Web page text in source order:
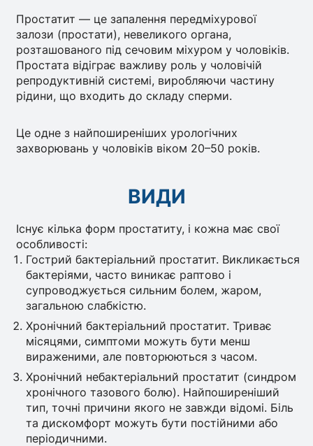
Простатит — це запалення передміхурової
залози (простати), невеликого органа,
розташованого під сечовим міхуром у чоловіків.
Простата відіграє важливу роль у чоловічій
репродуктивній системі, виробляючи частину
рідини, що входить до складу сперми.
Це одне з найпоширеніших урологічних
захворювань у чоловіків віком 20–50 років.
ВИДИ
Існує кілька форм простатиту, і кожна має свої
особливості:
Гострий бактеріальний простатит. Викликається
бактеріями, часто виникає раптово і
супроводжується сильним болем, жаром,
загальною слабкістю.
Хронічний бактеріальний простатит. Триває
місяцями, симптоми можуть бути менш
вираженими, але повторюються з часом.
Хронічний небактеріальний простатит (синдром
хронічного тазового болю). Найпоширеніший
тип, точні причини якого не завжди відомі. Біль
та дискомфорт можуть бути постійними або
періодичними.